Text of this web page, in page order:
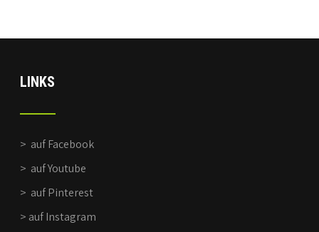
LINKS
> auf Facebook
> auf Youtube
> auf Pinterest
> auf Instagram